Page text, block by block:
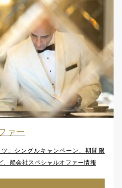
ァー
、シングルキャンペーン、期間限
、船会社スペシャルオファー情報